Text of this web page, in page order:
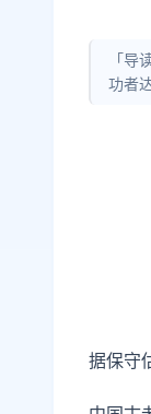
「
功者
据保守